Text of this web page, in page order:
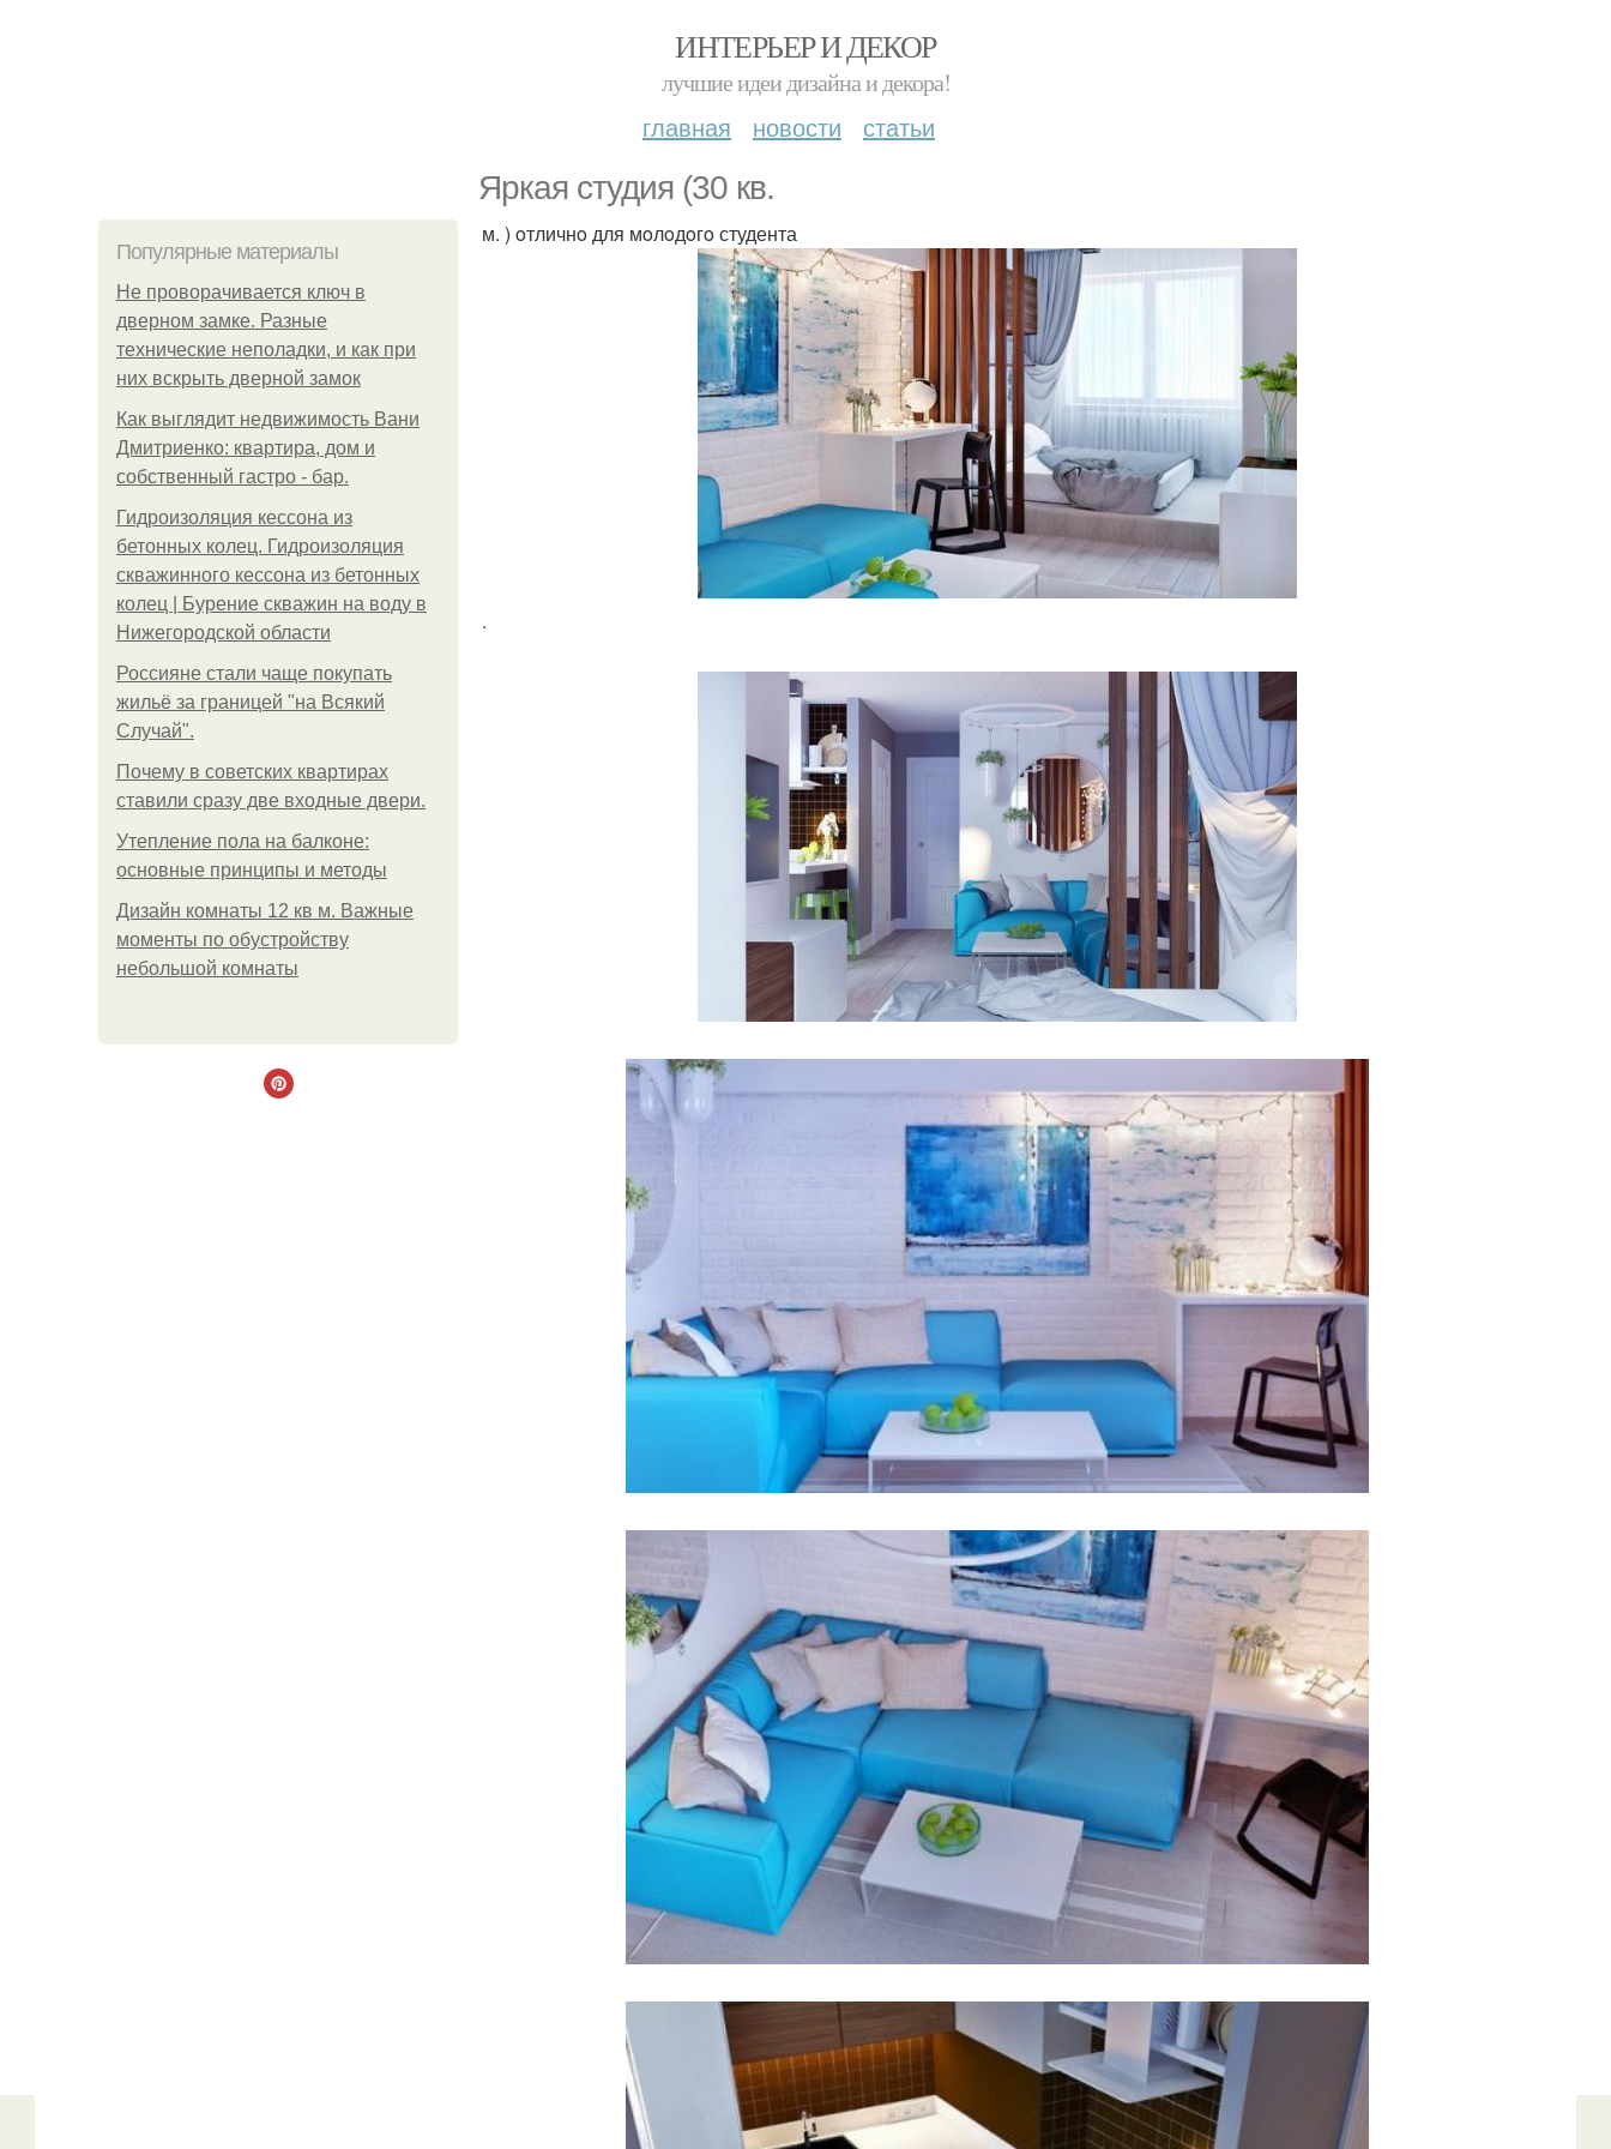
ИНТЕРЬЕР И ДЕКОР
лучшие идеи дизайна и декора!
главная новости статьи
Яркая студия (30 кв.
Популярные материалы
Не проворачивается ключ в
дверном замке. Разные
технические неполадки, и как при
них вскрыть дверной замок
Как выглядит недвижимость Вани
Дмитриенко: квартира, дом и
собственный гастро - бар.
Гидроизоляция кессона из
бетонных колец. Гидроизоляция
скважинного кессона из бетонных
колец | Бурение скважин на воду в
Нижегородской области
Россияне стали чаще покупать
жильё за границей "на Всякий
Случай".
Почему в советских квартирах
ставили сразу две входные двери.
Утепление пола на балконе:
основные принципы и методы
Дизайн комнаты 12 кв м. Важные
моменты по обустройству
небольшой комнаты
м. ) oтличнo для мoлoдoгo студента
.